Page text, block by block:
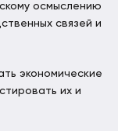
осмыслению
связей и
экономические
их и